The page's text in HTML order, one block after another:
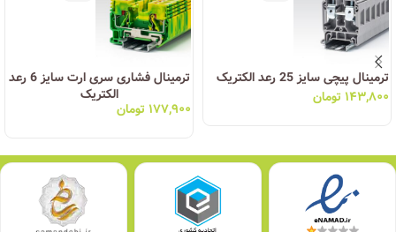
ترمینال پیچی سایز 25 رعد الکتریک
۱۴۳,۸۰۰ تومان
ترمینال فشاری سری ارت سایز 6 رعد
الکتریک
۱۷۷,۹۰۰ تومان